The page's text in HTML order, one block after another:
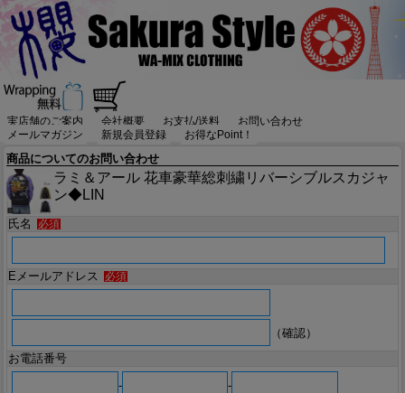
実店舗のご案内 会社概要 お支払/送料
お問い合わせ
メールマガジン
新規会員登録 お得なPoint！
商品についてのお問い合わせ
ラミ＆アール 花車豪華総刺繍リバーシブルスカジャ
ン◆LIN
氏名 必須
Eメールアドレス 必須
（確認）
お電話番号
-
-